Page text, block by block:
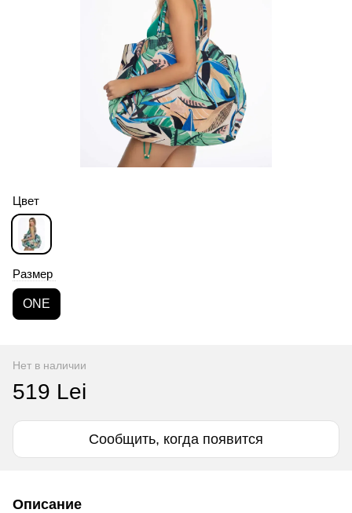
Цвет
Размер
ONE
Нет в наличии
519 Lei
Сообщить, когда появится
Описание